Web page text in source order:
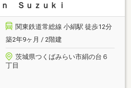
Ｓｕｚｕｋｉ
関東鉄道常総線 小絹駅 徒歩12分
築2年9ヶ月 / 2階建
茨城県つくばみらい市絹の台６
丁目